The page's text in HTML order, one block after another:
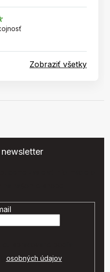
Zobraziť všetky
osobných údajov.